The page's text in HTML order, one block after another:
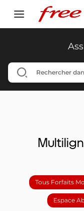
Tous Forfaits
Espace